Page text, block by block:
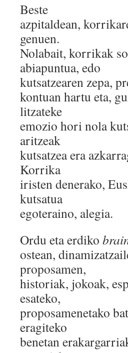
Beste
azpitaldean,
genuen.
Nolabait, korrikak
abiapuntua, edo
kutsatzearen zepa,
kontuan hartu eta,
litzateke
emozio hori nola
aritzeak
kutsatzea era
Korrika
iristen denerako,
kutsatua
egoteraino, alegia.
Ordu eta erdiko
ostean,
proposamen,
historiak, jokoak,
esateko,
proposamenetako
eragiteko
benetan